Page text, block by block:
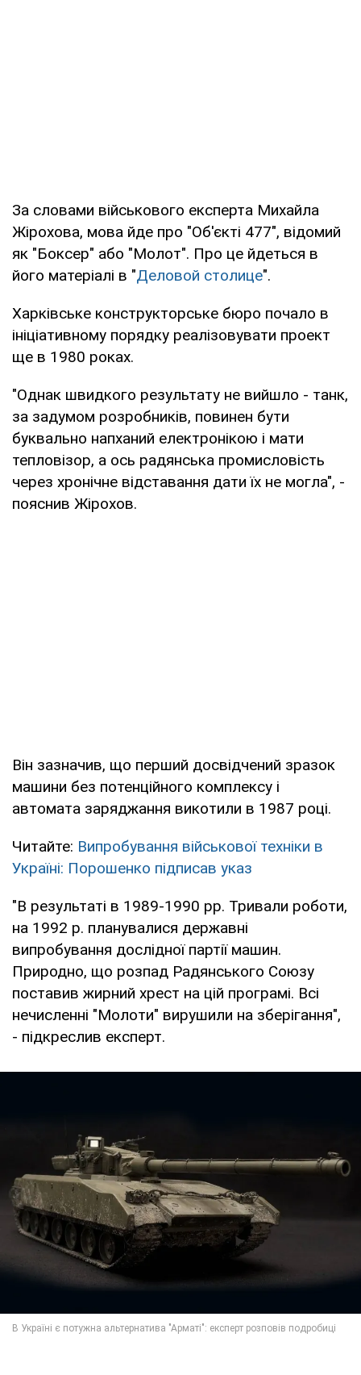
За словами військового експерта Михайла
Жірохова, мова йде про "Об'єкті 477", відомий
як "Боксер" або "Молот". Про це йдеться в
його матеріалі в "Деловой столице".
Харківське конструкторське бюро почало в
ініціативному порядку реалізовувати проект
ще в 1980 роках.
"Однак швидкого результату не вийшло - танк,
за задумом розробників, повинен бути
буквально напханий електронікою і мати
тепловізор, а ось радянська промисловість
через хронічне відставання дати їх не могла", -
пояснив Жірохов.
Він зазначив, що перший досвідчений зразок
машини без потенційного комплексу і
автомата заряджання викотили в 1987 році.
Читайте: Випробування військової техніки в
Україні: Порошенко підписав указ
"В результаті в 1989-1990 рр. Тривали роботи,
на 1992 р. планувалися державні
випробування дослідної партії машин.
Природно, що розпад Радянського Союзу
поставив жирний хрест на цій програмі. Всі
нечисленні "Молоти" вирушили на зберігання",
- підкреслив експерт.